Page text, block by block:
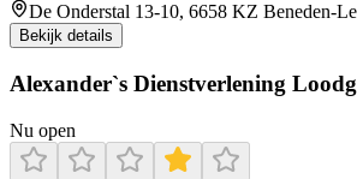
De Onderstal 13-10, 6658 KZ Beneden-
Bekijk details
Alexander`s Dienstverlening
Nu open